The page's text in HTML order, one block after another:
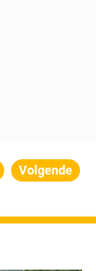
Volgende